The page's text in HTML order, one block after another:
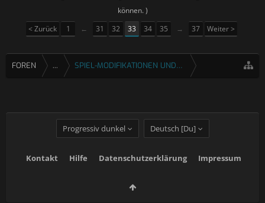
können. )
< Zurück
1 ← 31 32 33 34 35 → 37 Weiter >
FOREN ... SPIEL-MODIFIKATIONEN UND FIXES
Progressiv dunkel Deutsch [Du]
Kontakt Hilfe Datenschutzerklärung Impressum